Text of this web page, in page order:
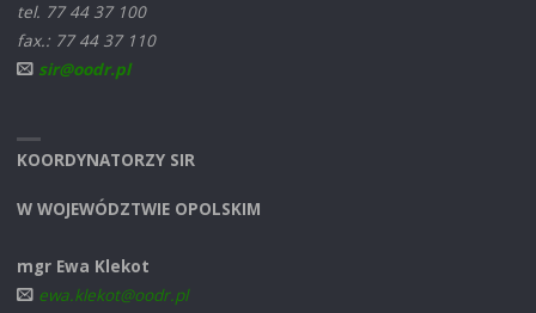
tel. 77 44 37 100
fax.: 77 44 37 110
sir@oodr.pl
KOORDYNATORZY SIR
W WOJEWÓDZTWIE OPOLSKIM
mgr Ewa Klekot
ewa.klekot@oodr.pl